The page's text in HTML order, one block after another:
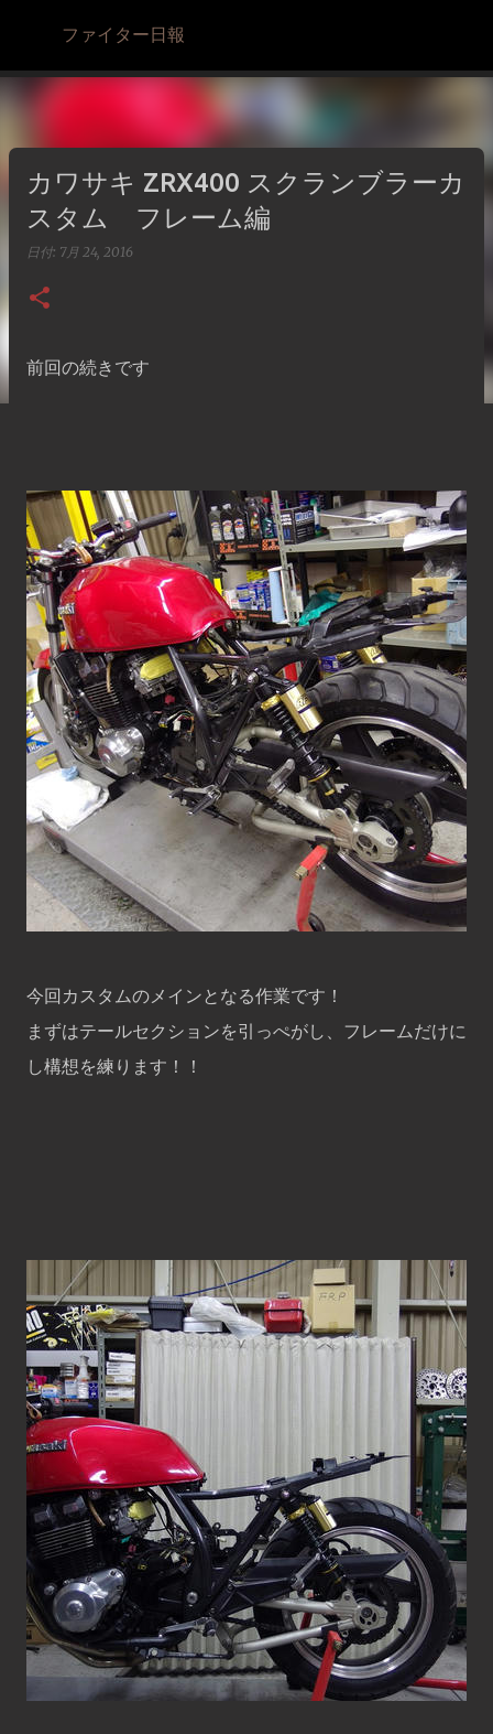
スキップしてメイン コンテンツに移動
ファイター日報
カワサキ ZRX400 スクランブラーカ
スタム フレーム編
日付: 7月 24, 2016
前回の続きです
今回カスタムのメインとなる作業です！
まずはテールセクションを引っぺがし、フレームだけに
し構想を練ります！！